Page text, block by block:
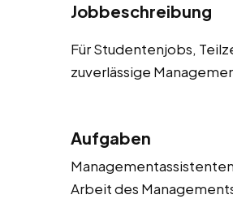
Jobbeschreibung
Für Studentenjobs,
zuverlässige
Aufgaben
Arbeit des